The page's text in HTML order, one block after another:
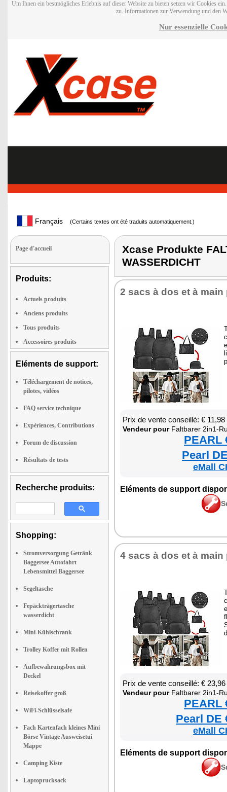
Um Ihnen ein bestmögliches Erlebnis auf dieser Website zu bieten setzen wir Cookies
zu. Informationen zur Verwendung und den
Nur essenzielle
Français (Certains textes ont été traduits automatiquement.)
Page d'accueil
Produits:
Actuels produits
Anciens produits
Tous produits
Accessoires produits
Eléments de support:
Téléchargement de notices,
pilotes, vidéos
FAQ service technique
Expériences, Contributions
Forum de discussion
Résultats de tests
Recherche produits:
Shopping:
Stromversorgung Getränk
Baggersee Autofahrt
Lebensmittel Baggersee
Segeltasche
Fepäckträgertasche
wasserdicht
Mini-Kühlschrank
Trolley Koffer mit Rollen
Aufbewahrungsbox mit
Deckel
Reisekoffer groß
WiFi-Schlüsselsafe
Fach Kartenfach kleines Mini
Börse Vintage Ausweisetui
Mappe
Camping Kiste
Laptoprucksack
Xcase Produkte
WASSERDICHT
2 sacs à dos et à main
Prix de vente conseillé: € 11,98
Ven­deur pourFalt­ba­rer 2in1-Ruck­sack
PEARL
Pearl
eMall
Elé­ments de sup­port
4 sacs à dos et à main
Prix de vente conseillé: € 23,96
Ven­deur pourFalt­ba­rer 2in1-Ruck­sack
PEARL
Pearl DE
eMall
Elé­ments de sup­port